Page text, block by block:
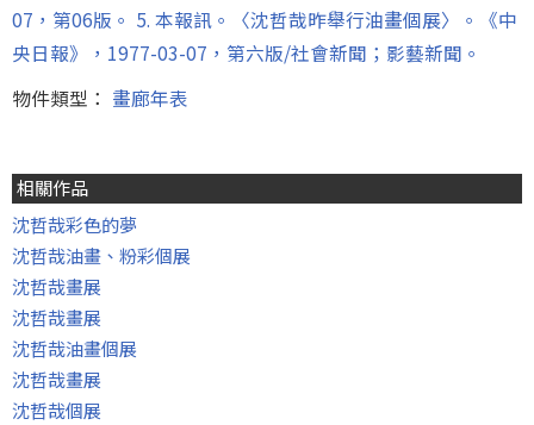
07，第06版。 5. 本報訊。〈沈哲哉昨舉行油畫個展〉。《中
央日報》，1977-03-07，第六版/社會新聞；影藝新聞。
物件類型： 畫廊年表
相關作品
沈哲哉彩色的夢
沈哲哉油畫、粉彩個展
沈哲哉畫展
沈哲哉畫展
沈哲哉油畫個展
沈哲哉畫展
沈哲哉個展